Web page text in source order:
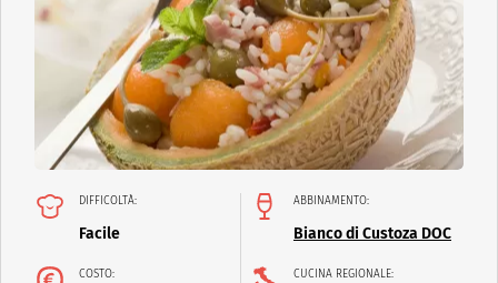
DIFFICOLTÀ:
Facile
ABBINAMENTO:
Bianco di Custoza DOC
COSTO: CUCINA REGIONALE: